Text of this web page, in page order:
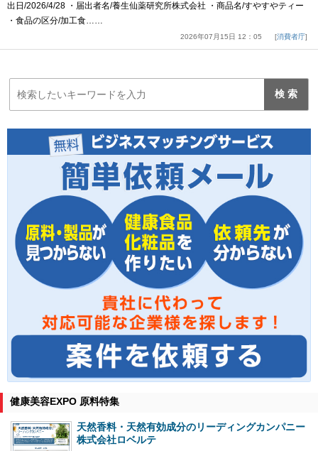
出日/2026/4/28 ・届出者名/養生仙薬研究所株式会社 ・商品名/すやすやティー
・食品の区分/加工食……
2026年07月15日 12：05 消費者庁
健康美容EXPO 原料特集
天然香料・天然有効成分のリーディングカンパニー
株式会社ロベルテ